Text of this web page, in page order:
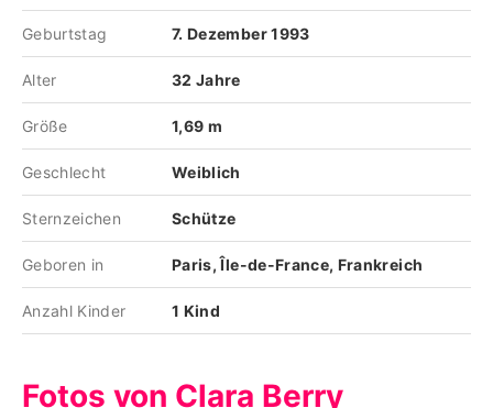
Geburtstag 7. Dezember 1993
Alter 32 Jahre
Größe 1,69 m
Geschlecht Weiblich
Sternzeichen Schütze
Geboren in Paris, Île-de-France, Frankreich
Anzahl Kinder 1 Kind
Fotos von Clara Berry